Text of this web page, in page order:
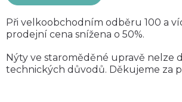
Při velkoobchodním odběru 100 a
prodejní cena snížena o 50%.
Nýty ve staroměděné upravě nelze
technických důvodů. Děkujeme za